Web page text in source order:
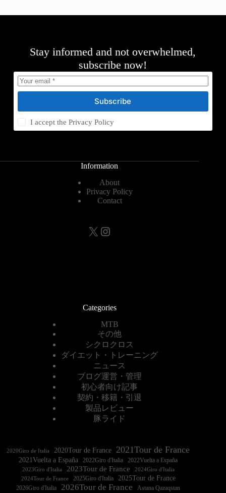
Stay informed and not overwhelmed,
subscribe now!
Subscribe
I accept thePrivacy Policy
Information
About
Privacy Policy
Contact
X Instagram
Categories
MTB
その他
シクロクロス
ダイエット・トレーニング
ニュース
ブログ運営・管理
初心者向け記事
契約・移籍・引退
製品レビュー
豚ライド
2020Giro de Italia 2020Tour de France 2021Tour de France
2021Vuelta a España 2022Vuelta a España
2023Giro d'Italia 2023Tour de France
2024Tour de France
2025Giro d'Italia 2025Tour de France
2026Giro d'Italia 2026Tour de France Astana Qazaqstan